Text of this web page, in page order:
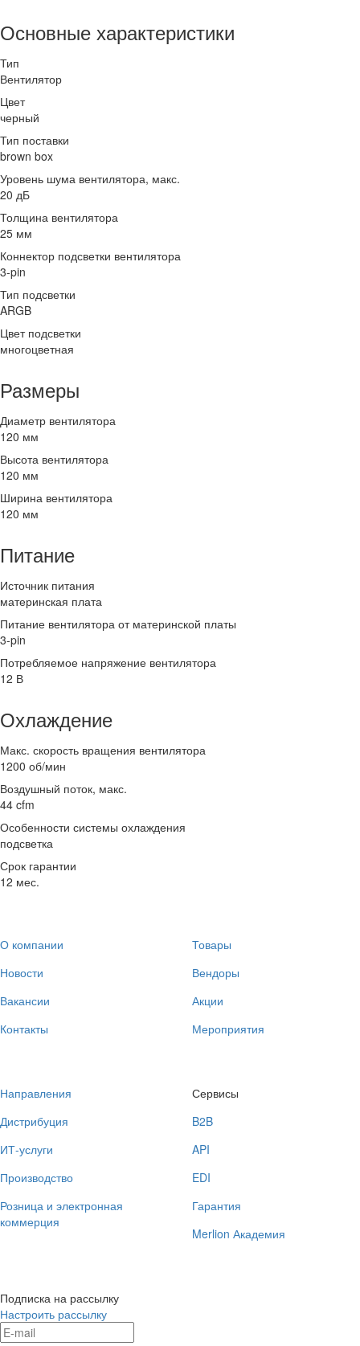
Основные характеристики
Тип
Вентилятор
Цвет
черный
Тип поставки
brown box
Уровень шума вентилятора, макс.
20 дБ
Толщина вентилятора
25 мм
Коннектор подсветки вентилятора
3-pin
Тип подсветки
ARGB
Цвет подсветки
многоцветная
Размеры
Диаметр вентилятора
120 мм
Высота вентилятора
120 мм
Ширина вентилятора
120 мм
Питание
Источник питания
материнская плата
Питание вентилятора от материнской платы
3-pin
Потребляемое напряжение вентилятора
12 В
Охлаждение
Макс. скорость вращения вентилятора
1200 об/мин
Воздушный поток, макс.
44 cfm
Особенности системы охлаждения
подсветка
Срок гарантии
12 мес.
О компании
Новости
Вакансии
Контакты
Товары
Вендоры
Акции
Мероприятия
Направления
Дистрибуция
ИТ-услуги
Производство
Розница и электронная
коммерция
Сервисы
B2B
API
EDI
Гарантия
Merlion Академия
Подписка на рассылку
Настроить рассылку